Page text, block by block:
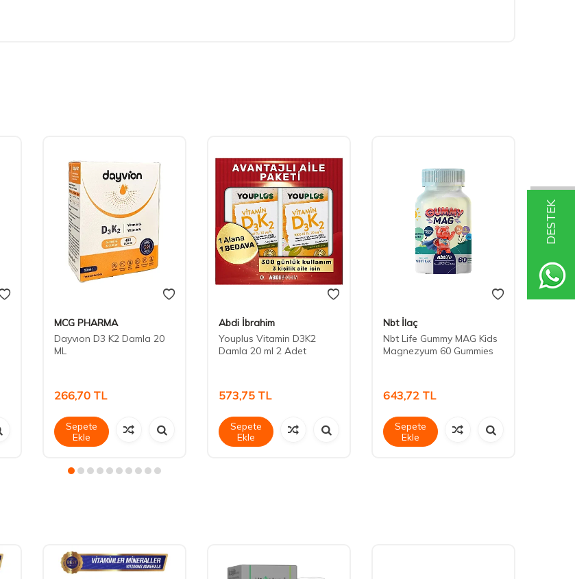
DESTEK
MCG PHARMA
Dayvıon D3 K2 Damla 20
ML
266,70 TL
Sepete
Ekle
Abdi İbrahim
Youplus Vitamin D3K2
Damla 20 ml 2 Adet
573,75 TL
Sepete
Ekle
Nbt İlaç
Nbt Life Gummy MAG Kids
Magnezyum 60 Gummies
643,72 TL
Sepete
Ekle